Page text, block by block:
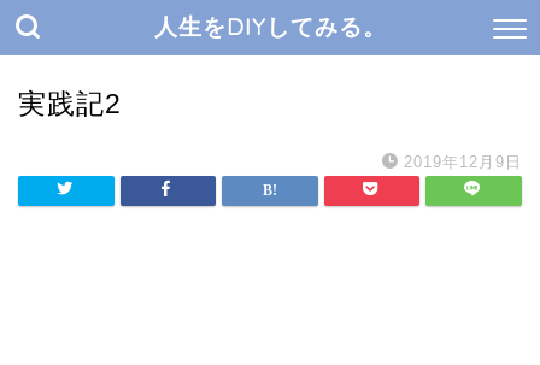
人生をDIYしてみる。
実践記2
2019年12月9日